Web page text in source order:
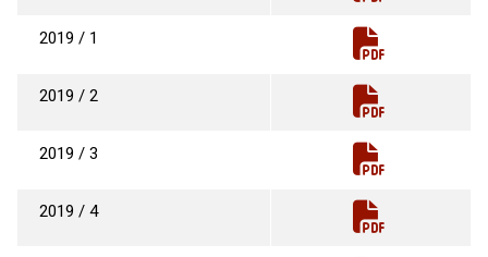
2019 / 1
2019 / 2
2019 / 3
2019 / 4